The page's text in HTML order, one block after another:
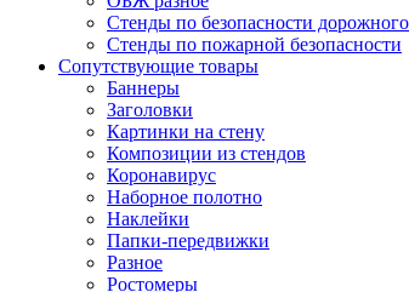
Стенды по безопасности
Стенды по пожарной безопасности
Сопутствующие товары
Баннеры
Заголовки
Картинки на стену
Композиции из стендов
Коронавирус
Наборное полотно
Наклейки
Папки-передвижки
Разное
Ростомеры